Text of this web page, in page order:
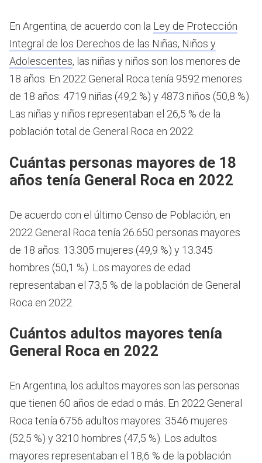
En Argentina, de acuerdo con la Ley de Protección
Integral de los Derechos de las Niñas, Niños y
Adolescentes, las niñas y niños son los menores de
18 años. En 2022 General Roca tenía 9592 menores
de 18 años: 4719 niñas (49,2 %) y 4873 niños (50,8 %).
Las niñas y niños representaban el 26,5 % de la
población total de General Roca en 2022.
Cuántas personas mayores de 18
años tenía General Roca en 2022
De acuerdo con el último Censo de Población, en
2022 General Roca tenía 26.650 personas mayores
de 18 años: 13.305 mujeres (49,9 %) y 13.345
hombres (50,1 %). Los mayores de edad
representaban el 73,5 % de la población de General
Roca en 2022.
Cuántos adultos mayores tenía
General Roca en 2022
En Argentina, los adultos mayores son las personas
que tienen 60 años de edad o más. En 2022 General
Roca tenía 6756 adultos mayores: 3546 mujeres
(52,5 %) y 3210 hombres (47,5 %). Los adultos
mayores representaban el 18,6 % de la población